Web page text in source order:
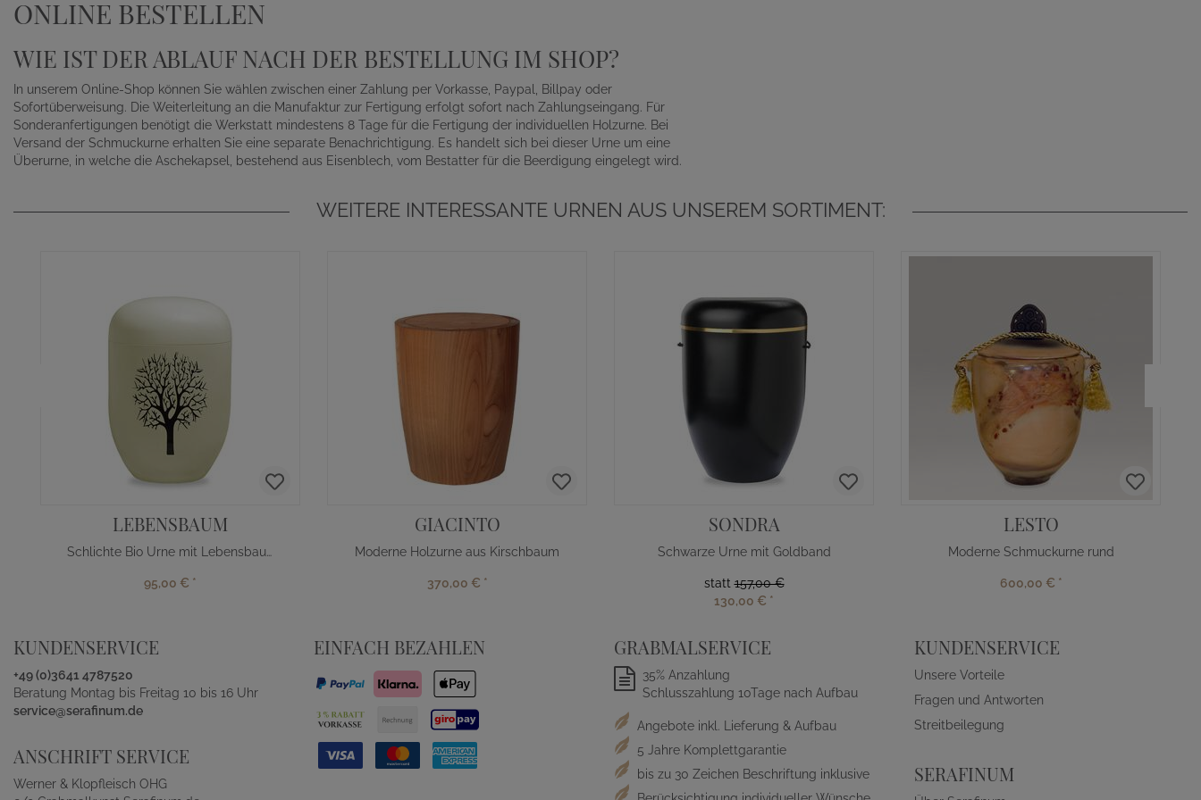
NLINE BESTELLEN
WIE IST DER ABLAUF NACH DER BESTELLUNG IM SHOP?
In unserem Online-Shop können Sie wählen zwischen einer Zahlung per Vorkasse, Paypal, Billpay oder
Sofortüberweisung. Die Weiterleitung an die Manufaktur zur Fertigung erfolgt sofort nach Zahlungseingang. Für
Sonderanfertigungen benötigt die Werkstatt mindestens 8 Tage für die Fertigung der individuellen Holzurne. Bei
Versand der Schmuckurne erhalten Sie eine separate Benachrichtigung. Es handelt sich bei dieser Urne um eine
Überurne, in welche die Aschekapsel, bestehend aus Eisenblech, vom Bestatter für die Beerdigung eingelegt wird.
WEITERE INTERESSANTE URNEN AUS UNSEREM SORTIMENT:
LEBENSBAUM
Schlichte Bio Urne mit Lebensbaum
95,00 € *
GIACINTO
Moderne Holzurne aus Kirschbaum
370,00 € *
SONDRA
Schwarze Urne mit Goldband
statt157,00 €
130,00 € *
LESTO
Moderne Schmuckurne rund
600,00 € *
KUNDENSERVICE
+49 (0)3641 4787520
Beratung Montag bis Freitag 10 bis 16 Uhr
service@serafinum.de
ANSCHRIFT SERVICE
Werner & Klopfleisch OHG
EINFACH BEZAHLEN GRABMALSERVICE
35% Anzahlung
Schlusszahlung 10Tage nach Aufbau
Angebote inkl. Lieferung & Aufbau
5 Jahre Komplettgarantie
bis zu 30 Zeichen Beschriftung inklusive
KUNDENSERVICE
Unsere Vorteile
Fragen und Antworten
Streitbeilegung
SERAFINUM